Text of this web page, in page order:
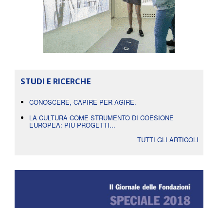
STUDI E RICERCHE
CONOSCERE, CAPIRE PER AGIRE.
LA CULTURA COME STRUMENTO DI COESIONE
EUROPEA: PIÙ PROGETTI...
TUTTI GLI ARTICOLI